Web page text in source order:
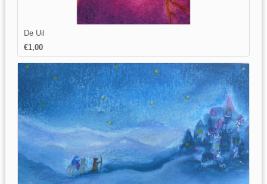
De Uil
€1,00